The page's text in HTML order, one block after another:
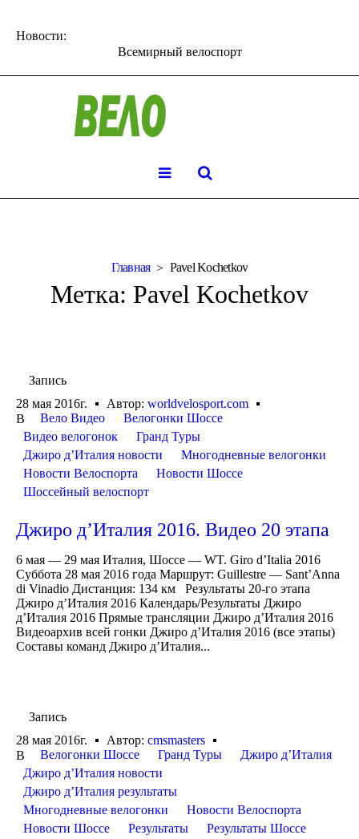
Новости:
Всемирный велоспорт
Главная Pavel Kochetkov
Метка: Pavel Kochetkov
Запись
28 мая 2016г.
Автор: worldvelosport.com
В
Вело Видео
Велогонки Шоссе
Видео велогонок
Гранд Туры
Джиро д’Италия новости
Многодневные велогонки
Новости Велоспорта
Новости Шоссе
Шоссейный велоспорт
Джиро д’Италия 2016. Видео 20 этапа
6 мая — 29 мая Италия, Шоссе — WT. Giro d’Italia 2016
Суббота 28 мая 2016 года Маршрут: Guillestre — Sant’Anna
di Vinadio Дистанция: 134 км Результаты 20-го этапа
Джиро д’Италия 2016 Календарь/Результаты Джиро
д’Италия 2016 Прямые трансляции Джиро д’Италия 2016
Видеоархив всей гонки Джиро д’Италия 2016 (все этапы)
Составы команд Джиро д’Италия...
Запись
28 мая 2016г.
Автор: cmsmasters
В
Велогонки Шоссе Гранд Туры
Джиро д’Италия
Джиро д’Италия новости
Джиро д’Италия результаты
Многодневные велогонки
Новости Велоспорта
Новости Шоссе
Результаты
Результаты Шоссе